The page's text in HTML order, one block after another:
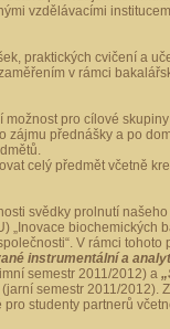
vzdělávacími
praktických cvičení a
v rámci
možnost pro cílové
zájmu přednášky a po
celý předmět včetně
svědky prolnutí
„Inovace biochemických
V rámci tohoto
instrumentální a
semestr 2011/2012) a
(jarní semestr 2011/2012).
studenty partnerů